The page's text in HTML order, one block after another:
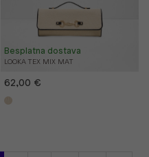
LOOKA TEX MIX MAT
Besplatna dostava
62,00 €